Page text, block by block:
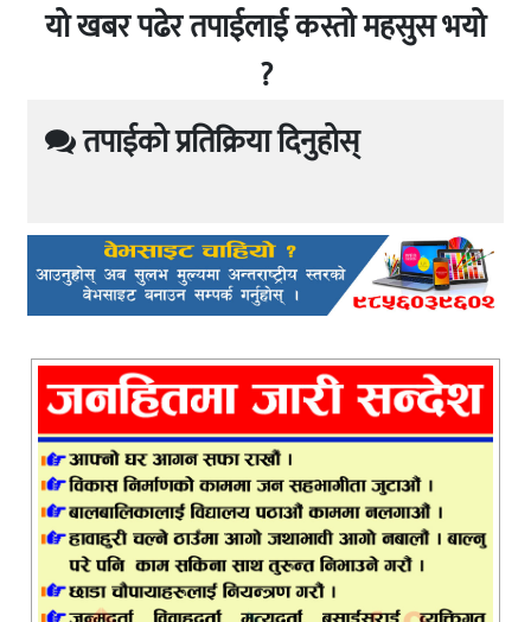
यो खबर पढेर तपाईलाई कस्तो महसुस भयो
?
तपाईको प्रतिक्रिया दिनुहोस्